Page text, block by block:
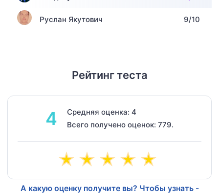
Руслан Якутович 9/10
Рейтинг теста
4
Средняя оценка: 4
Всего получено оценок: 779.
А какую оценку получите вы? Чтобы узнать -